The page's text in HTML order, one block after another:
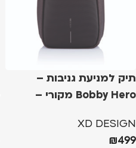
תיק למניעת גניבות –
Bobby Hero מקורי –
XD DESIGN
₪499